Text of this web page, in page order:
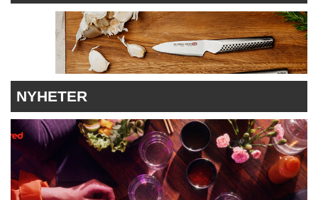
RECEPT
RESTAURANG
NYHETER